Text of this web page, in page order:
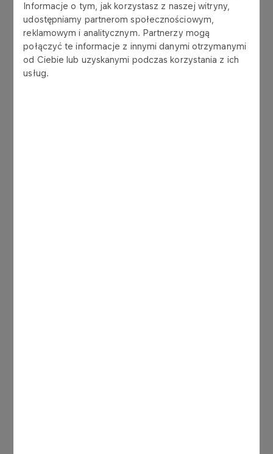
Informacje o tym, jak korzystasz z naszej witryny,
udostępniamy partnerom społecznościowym,
reklamowym i analitycznym. Partnerzy mogą
połączyć te informacje z innymi danymi otrzymanymi
od Ciebie lub uzyskanymi podczas korzystania z ich
usług.
Jak co roku, najwyższy poziom sportowych
emocji zagwarantowali kibicom maratończycy. Z
uwagi na silną czołówkę, rywalizacja była bardzo
wyrównana, a jej wynik rozstrzygnął się dopiero
na błoniach PGE Narodowego. Na najwyższym